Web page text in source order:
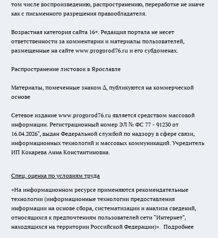
том числе воспроизведению, распространению, переработке не иначе
как с письменного разрешения правообладателя.
Возрастная категория сайта 16+. Редакция портала не несет
ответственности за комментарии и материалы пользователей,
размещенные на сайте www.progorod76.ru и его субдоменах.
Распространение листовок в Ярославле
Материалы, помеченные знаком ∆, публикуются на коммерческой
основе
Сетевое издание www.progorod76.ru является средством массовой
информации. Регистрационный номер ЭЛ № ФС 77 - 91230 от
16.04.2026", выдан Федеральной службой по надзору в сфере связи,
информационных технологий и массовых коммуникаций. Учредитель
ИП Кокарева Анна Константиновна.
Спец. оценка по условиям труда
«На информационном ресурсе применяются рекомендательные
технологии (информационные технологии предоставления
информации на основе сбора, систематизации и анализа сведений,
относящихся к предпочтениям пользователей сети "Интернет",
находящихся на территории Российской Федерации)». Подробнее